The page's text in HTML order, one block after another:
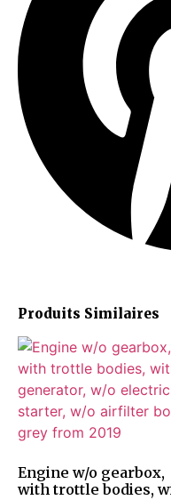
Produits Similaires
Engine w/o gearbox,
with trottle bodies,